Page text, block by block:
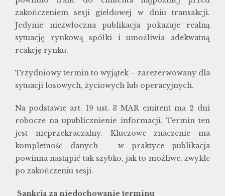
zakończeniem sesji giełdowej w dniu transakcji.
Jedynie niezwłoczna publikacja pokazuje realną
sytuację rynkową spółki i umożliwia adekwatną
reakcję rynku.
Trzydniowy termin to wyjątek – zarezerwowany dla
sytuacji losowych, życiowych lub operacyjnych.
Na podstawie art. 19 ust. 3 MAR emitent ma 2 dni
robocze na upublicznienie informacji. Termin ten
jest nieprzekraczalny. Kluczowe znaczenie ma
kompletność danych – w praktyce publikacja
powinna nastąpić tak szybko, jak to możliwe, zwykle
po zakończeniu sesji.
Sankcja za niedochowanie terminu